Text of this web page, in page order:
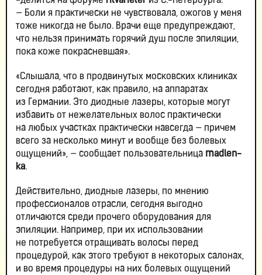
— Боли я практически не чувствовала, ожогов у меня
тоже никогда не было. Врачи еще предупреждают,
что нельзя принимать горячий душ после эпиляции,
пока коже покрасневшая».
«Слышала, что в продвинутых московских клиниках
сегодня работают, как правило, на аппаратах
из Германии. Это диодные лазеры, которые могут
избавить от нежелательных волос практически
на любых участках практически навсегда — причем
всего за несколько минут и вообще без болевых
ощущений», — сообщает пользовательница madlen-
ka.
Действительно, диодные лазеры, по мнению
профессионалов отрасли, сегодня выгодно
отличаются среди прочего оборудования для
эпиляции. Например, при их использовании
не потребуется отращивать волосы перед
процедурой, как этого требуют в некоторых салонах,
и во время процедуры на них болевых ощущений